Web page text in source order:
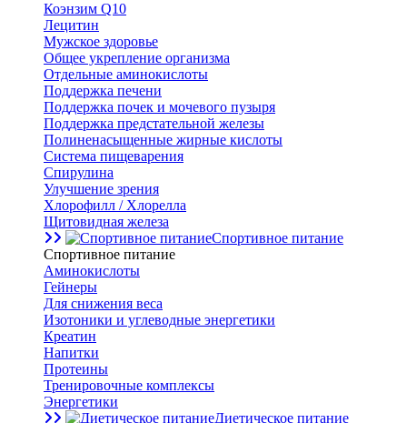
Коэнзим Q10
Лецитин
Мужское здоровье
Общее укрепление организма
Отдельные аминокислоты
Поддержка печени
Поддержка почек и мочевого пузыря
Поддержка предстательной железы
Полиненасыщенные жирные кислоты
Система пищеварения
Спирулина
Улучшение зрения
Хлорофилл / Хлорелла
Щитовидная железа
Спортивное питание
Спортивное питание
Аминокислоты
Гейнеры
Для снижения веса
Изотоники и углеводные энергетики
Креатин
Напитки
Протеины
Тренировочные комплексы
Энергетики
Диетическое питание